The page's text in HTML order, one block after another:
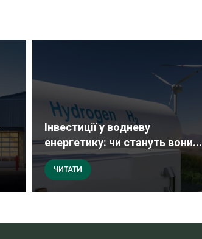
Інвестиції у водневу
енергетику: чи стануть вони...
ЧИТАТИ